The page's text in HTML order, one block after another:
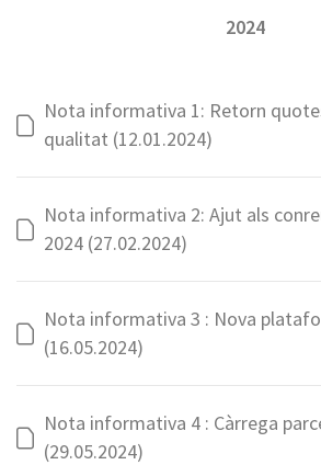
2024
Nota informativa 1: Retorn
qualitat (12.01.2024)
Nota informativa 2: Ajut als
2024 (27.02.2024)
Nota informativa 3 : Nova
(16.05.2024)
Nota informativa 4 : Càrrega
(29.05.2024)